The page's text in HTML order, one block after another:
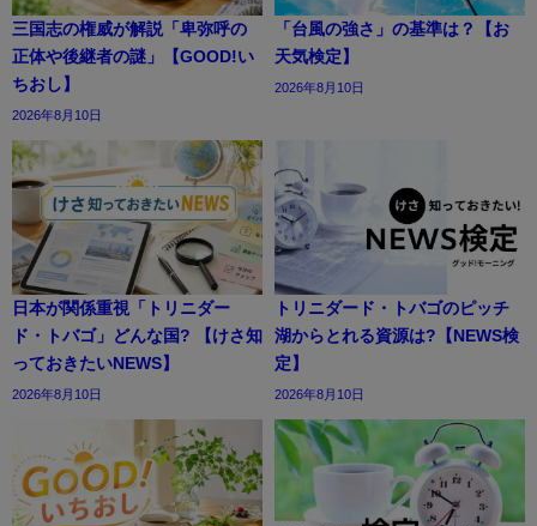
三国志の権威が解説「卑弥呼の
正体や後継者の謎」【GOOD!い
ちおし】
2026年8月10日
「台風の強さ」の基準は？【お
天気検定】
2026年8月10日
日本が関係重視「トリニダー
ド・トバゴ」どんな国? 【けさ知
っておきたいNEWS】
2026年8月10日
トリニダード・トバゴのピッチ
湖からとれる資源は?【NEWS検
定】
2026年8月10日